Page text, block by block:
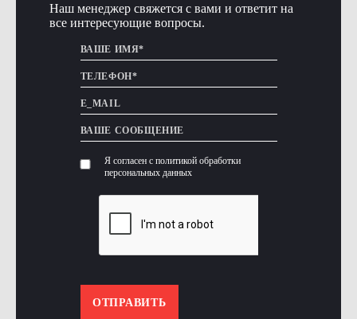
Наш менеджер свяжется с вами и ответит на
все интересующие вопросы.
Я согласен с политикой обработки
персональных данных
ОТПРАВИТЬ